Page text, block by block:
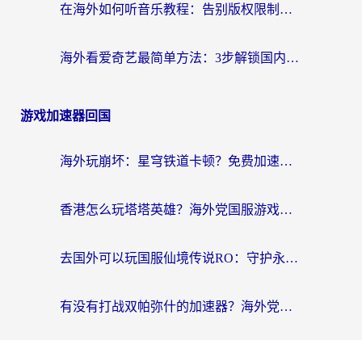
在海外如何听音乐教程：告别版权限制，轻松听遍国内歌单
海外看爱奇艺最简单方法：3步解锁国内影音，留学生追剧不再卡
游戏加速器回国
海外玩崩坏：星穹铁道卡顿？免费加速器推荐+3款热门国服游戏流畅攻略
香港怎么玩塔塔英雄？海外党国服游戏加速避坑指南（附3个热门游戏实测）
去国外可以玩国服仙境传说RO：守护永恒的爱吗？海外党亲测的解决方案
有没有打战双帕弥什的加速器？海外党国服畅玩终极指南（附象棋链接失败解决+iOS免费选择）